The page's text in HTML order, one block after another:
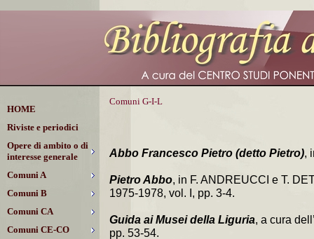
HOME
Riviste e periodici
Opere di ambito o di
interesse generale
Comuni A
Comuni B
Comuni CA
Comuni CE-CO
Comuni G-I-L
Abbo Francesco Pietro (detto Pietro),
Pietro Abbo, in F. ANDREUCCI e T.
1975-1978, vol. I, pp. 3-4.
Guida ai Musei della Liguria, a cura
pp. 53-54.